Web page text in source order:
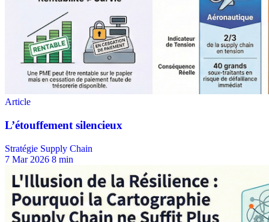
Stratégie Supply Chain
7 Mar 2026 8 min